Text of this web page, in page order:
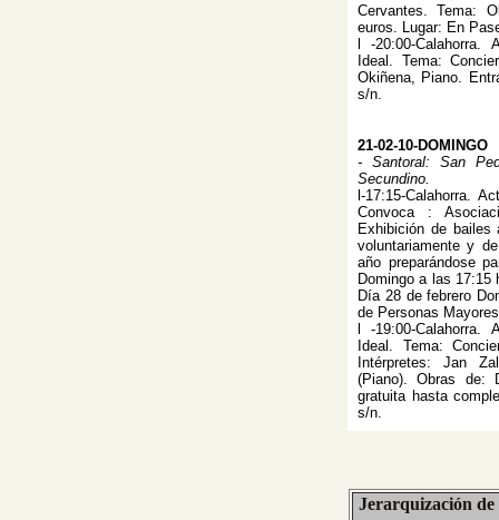
Cervantes. Tema:
euros. Lugar: En
l -20:00-
Ideal. Tema:
Okiñena, Piano.
s/n.
21-02-10-DOMINGO
- Santoral: San
Secundino.
l-17:15-Calahorra.
Convoca :
Exhibición de
voluntariamente y
año preparándose
Domingo a las 17:15
Día 28 de febrero
de Personas
l -19:00-
Ideal. Tema:
Intérpretes: Jan
(Piano). Obras de:
gratuita hasta
s/n.
Jerarquización de